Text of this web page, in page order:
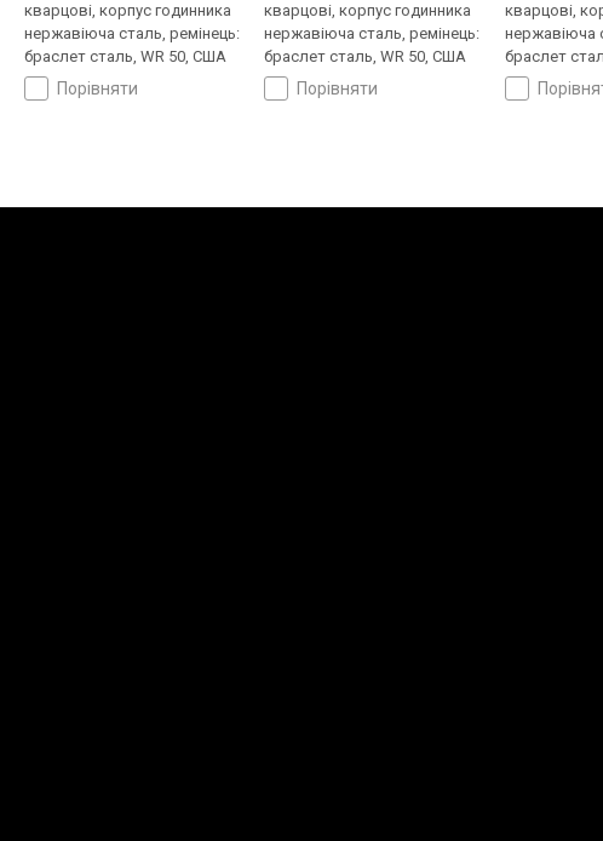
кварцові, корпус годинника
нержавіюча сталь, ремінець:
браслет сталь, WR 50, США
порівняти
кварцові, корпус годинника
нержавіюча сталь, ремінець:
браслет сталь, WR 50, США
порівняти
кварцові,
нержавіюча
браслет